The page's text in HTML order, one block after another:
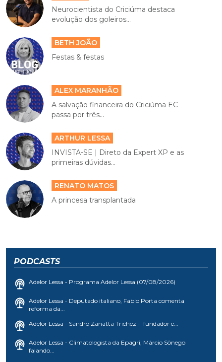
Neurocientista do Criciúma destaca
evolução dos goleiros...
BETH JOÃO
Festas & festas
ALEX MARANHÃO
A salvação financeira do Criciúma EC
passa por três...
ARTHUR LESSA
INVISTA-SE | Direto da Expert XP e as
primeiras dúvidas...
RENATO MATOS
A princesa transplantada
PODCASTS
Adelor Lessa - Programa Adelor Lessa (07/08/2026)
Adelor Lessa - Deputado italiano, Fabio Porta comenta
reforma da...
Adelor Lessa - Sandro Zanatta Trichez - fundador e...
Adelor Lessa - Climatologista da Epagri, Márcio Sônego
falando...